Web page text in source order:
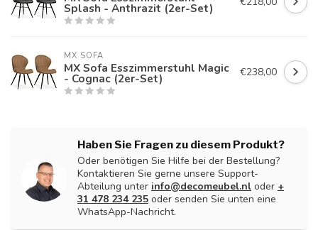
Splash - Anthrazit (2er-Set)
MX SOFA
MX Sofa Esszimmerstuhl Magic
- Cognac (2er-Set) €238,00
Haben Sie Fragen zu diesem Produkt?
Oder benötigen Sie Hilfe bei der Bestellung?
Kontaktieren Sie gerne unsere Support-
Abteilung unter info@decomeubel.nl oder +
31 478 234 235 oder senden Sie unten eine
WhatsApp-Nachricht.